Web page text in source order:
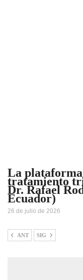
La
tratamiento
Dr. Rafael
Ecuador)
26 de julio de 2026
ANT SIG